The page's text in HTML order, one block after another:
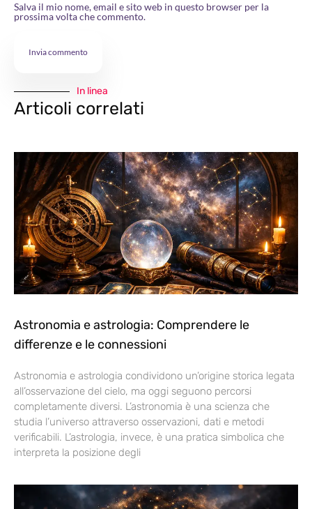
Salva il mio nome, email e sito web in questo browser per la
prossima volta che commento.
In linea
Articoli correlati
Astronomia e astrologia: Comprendere le
differenze e le connessioni
Astronomia e astrologia condividono un’origine storica legata
all’osservazione del cielo, ma oggi seguono percorsi
completamente diversi. L’astronomia è una scienza che
studia l’universo attraverso osservazioni, dati e metodi
verificabili. L’astrologia, invece, è una pratica simbolica che
interpreta la posizione degli